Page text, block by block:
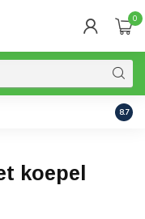
0
8.7
koepel